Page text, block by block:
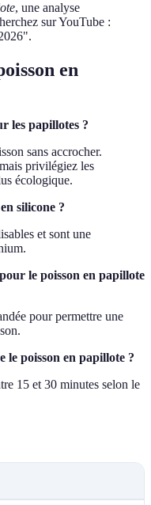
, une analyse
sur YouTube :
en
les papillotes ?
sans accrocher.
privilégiez les
écologique.
silicone ?
et sont une
le poisson en papillote
pour permettre une
le poisson en papillote ?
15 et 30 minutes selon le